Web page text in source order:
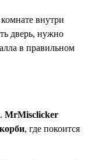
внутри
дверь, нужно
в правильном
MrMisclicker
, где покоится